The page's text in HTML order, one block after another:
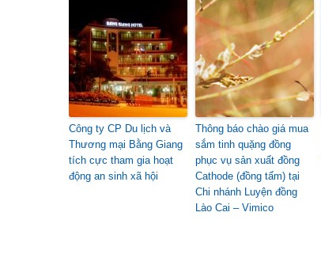
Công ty CP Du lịch và
Thương mại Bằng Giang
tích cực tham gia hoạt
động an sinh xã hội
Thông báo chào giá mua
sắm tinh quặng đồng
phục vụ sản xuất đồng
Cathode (đồng tấm) tại
Chi nhánh Luyện đồng
Lào Cai – Vimico